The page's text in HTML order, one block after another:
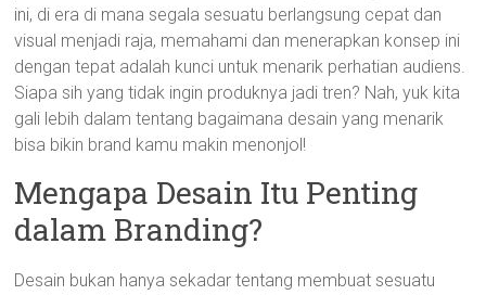
ini, di era di mana segala sesuatu berlangsung cepat dan
visual menjadi raja, memahami dan menerapkan konsep ini
dengan tepat adalah kunci untuk menarik perhatian audiens.
Siapa sih yang tidak ingin produknya jadi tren? Nah, yuk kita
gali lebih dalam tentang bagaimana desain yang menarik
bisa bikin brand kamu makin menonjol!
Mengapa Desain Itu Penting
dalam Branding?
Desain bukan hanya sekadar tentang membuat sesuatu